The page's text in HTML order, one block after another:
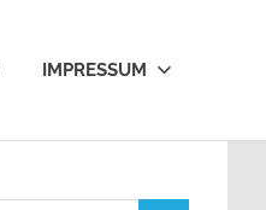
IMPRESSUM